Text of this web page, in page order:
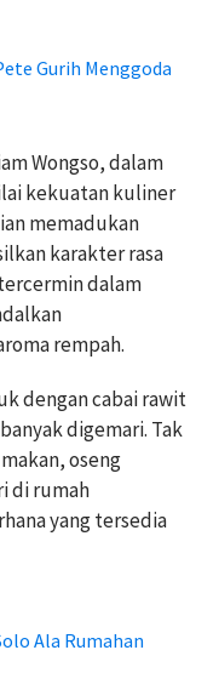
Gurih Menggoda
Wongso, dalam
kekuatan kuliner
memadukan
karakter rasa
dalam
rempah.
dengan cabai rawit
digemari. Tak
oseng
di rumah
yang tersedia
Ala Rumahan